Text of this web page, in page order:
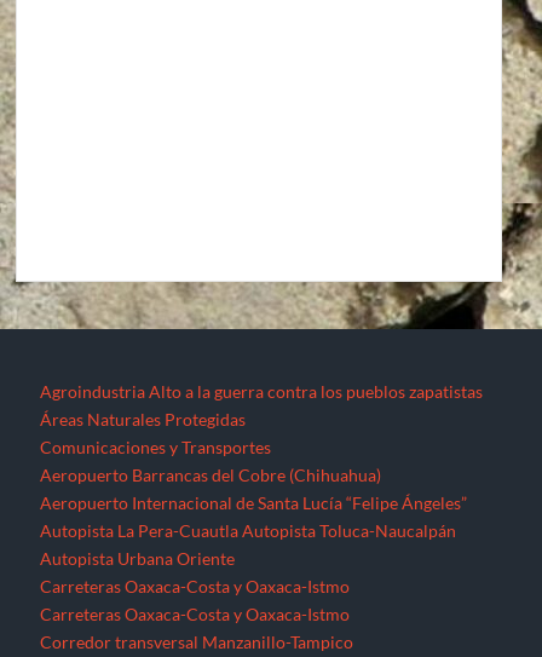
Agroindustria Alto a la guerra contra los pueblos zapatistas
Áreas Naturales Protegidas
Comunicaciones y Transportes
Aeropuerto Barrancas del Cobre (Chihuahua)
Aeropuerto Internacional de Santa Lucía “Felipe Ángeles”
Autopista La Pera-Cuautla Autopista Toluca-Naucalpán
Autopista Urbana Oriente
Carreteras Oaxaca-Costa y Oaxaca-Istmo
Carreteras Oaxaca-Costa y Oaxaca-Istmo
Corredor transversal Manzanillo-Tampico